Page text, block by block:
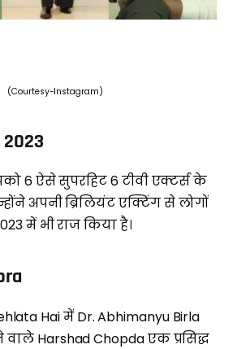
(Courtesy-Instagram)
2023
6 ऐसे सुपरहिट 6 टीवी एक्टर्स के
अपनी ब्रिलियंट एक्टिंग से लोगों
में भी राज किया है।
Hai में Dr. Abhimanyu Birla
Harshad Chopda एक प्रसिद्ध